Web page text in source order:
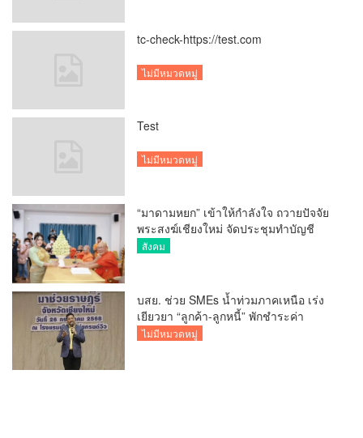
tc-check-https://test.com
ไม่มีหมวดหมู่
Test
ไม่มีหมวดหมู่
“มาดามหยก” เข้าให้กำลังใจ ถวายปัจจัย
พระสงฆ์เชียงใหม่ จัดประชุมทำบัญชี
รายรับรายจ่ายของวัด กว่า 300 รูป ที่วัด
สังคม
บสย. ช่วย SMEs น้ำท่วมภาคเหนือ เร่ง
เยียวยา “ลูกค้า-ลูกหนี้” พักชำระค่า
ธรรมเนียม-ค่างวด
ไม่มีหมวดหมู่